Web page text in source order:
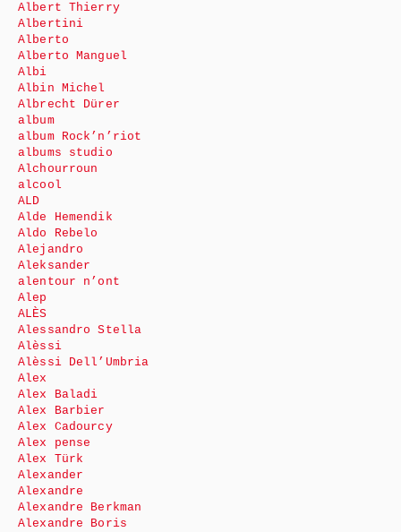
Albert Thierry
Albertini
Alberto
Alberto Manguel
Albi
Albin Michel
Albrecht Dürer
album
album Rock’n’riot
albums studio
Alchourroun
alcool
ALD
Alde Hemendik
Aldo Rebelo
Alejandro
Aleksander
alentour n’ont
Alep
ALÈS
Alessandro Stella
Alèssi
Alèssi Dell’Umbria
Alex
Alex Baladi
Alex Barbier
Alex Cadourcy
Alex pense
Alex Türk
Alexander
Alexandre
Alexandre Berkman
Alexandre Boris